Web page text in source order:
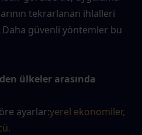
tekrarlanan ihlalleri
Daha güvenli yöntemler bu
ülkeler arasında
ayarlar:yerel ekonomiler,